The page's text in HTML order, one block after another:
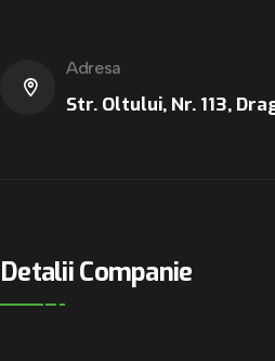
Adresa
Str. Oltului, Nr. 113,
Detalii Companie